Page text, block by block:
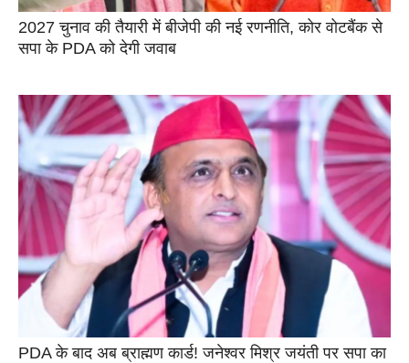
2027 चुनाव की तैयारी में बीजेपी की नई रणनीति, कोर वोटबैंक से
सपा के PDA को देगी जवाब
PDA के बाद अब ब्राह्मण कार्ड! जनेश्वर मिश्र जयंती पर सपा का